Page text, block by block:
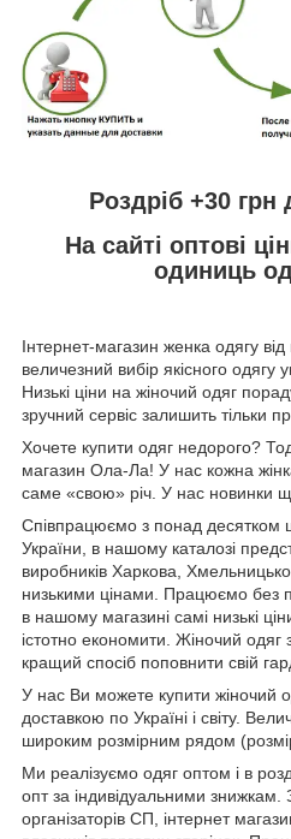
Роздріб +30 грн
На сайті оптові
одиниць
Інтернет-магазин женка одягу
величезний вибір якісного одягу
Низькі ціни на жіночий одяг
зручний сервіс залишить тільки
Хочете купити одяг недорого?
магазин Ола-Ла! У нас кожна
саме «свою» річ. У нас новинки
Співпрацюємо з понад десятком
України, в нашому каталозі
виробників Харкова,
низькими цінами. Працюємо без
в нашому магазині самі низькі
істотно економити. Жіночий одяг
кращий спосіб поповнити свій
У нас Ви можете купити жіночий
доставкою по Україні і світу.
широким розмірним рядом
Ми реалізуємо одяг оптом і в
опт за індивідуальними
організаторів СП, інтернет